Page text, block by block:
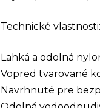
Technické vlastnosti:
Ľahká a odolná
Vopred tvarované
Navrhnuté pre